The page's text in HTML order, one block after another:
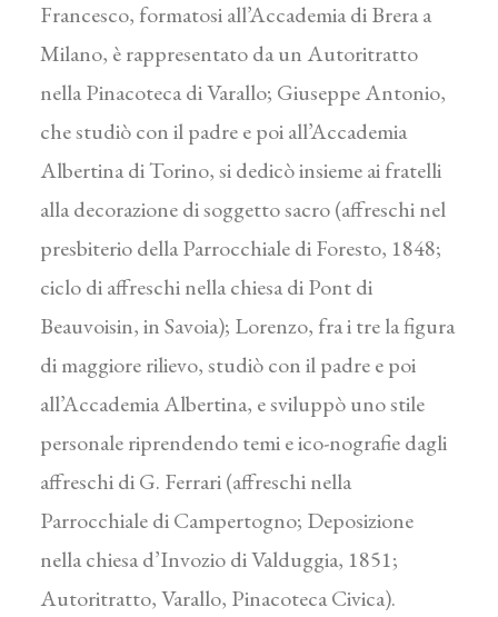
Francesco, formatosi all’Accademia di Brera a
Milano, è rappresentato da un Autoritratto
nella Pinacoteca di Varallo; Giuseppe Antonio,
che studiò con il padre e poi all’Accademia
Albertina di Torino, si dedicò insieme ai fratelli
alla decorazione di soggetto sacro (affreschi nel
presbiterio della Parrocchiale di Foresto, 1848;
ciclo di affreschi nella chiesa di Pont di
Beauvoisin, in Savoia); Lorenzo, fra i tre la figura
di maggiore rilievo, studiò con il padre e poi
all’Accademia Albertina, e sviluppò uno stile
personale riprendendo temi e ico-nografie dagli
affreschi di G. Ferrari (affreschi nella
Parrocchiale di Campertogno; Deposizione
nella chiesa d’Invozio di Valduggia, 1851;
Autoritratto, Varallo, Pinacoteca Civica).